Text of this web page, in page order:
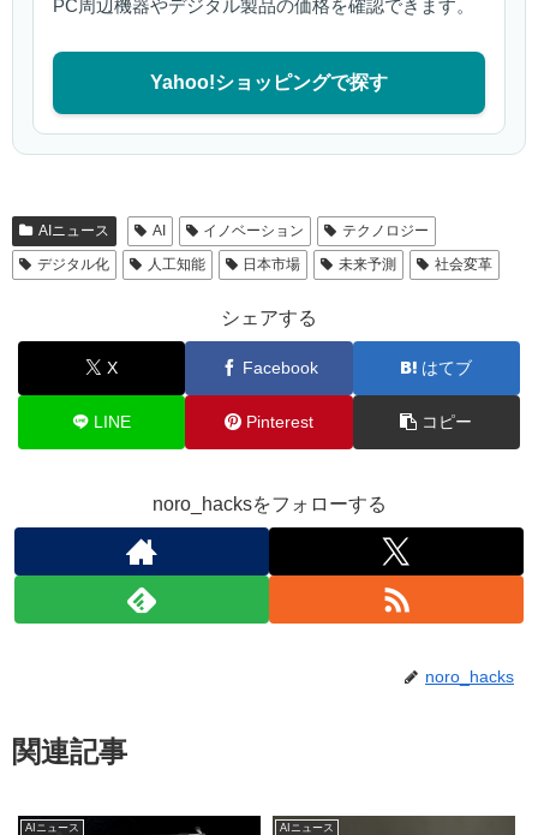
PC周辺機器やデジタル製品の価格を確認できます。
Yahoo!ショッピングで探す
AIニュース AI イノベーション
テクノロジー
デジタル化
人工知能 日本市場 未来予測 社会変革
シェアする
X Facebook はてブ
LINE Pinterest コピー
noro_hacksをフォローする
noro_hacks
関連記事
AIニュース AIニュース